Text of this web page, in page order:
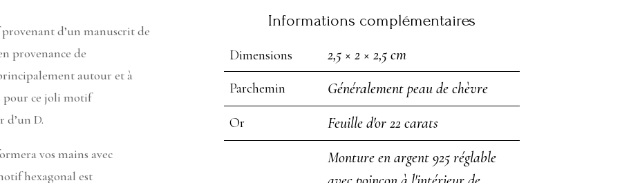
d’un manuscrit de
provenance de
autour et à
pour ce joli motif
d’un D.
vos mains avec
hexagonal est
Informations complémentaires
Dimensions 2,5 × 2 × 2,5 cm
Parchemin Généralement peau de chèvre
Or Feuille d'or 22 carats
Monture en argent 925 réglable